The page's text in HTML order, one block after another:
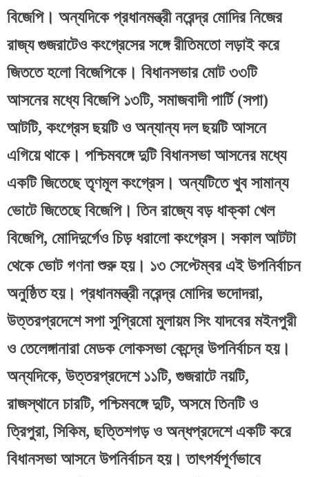
বিজেপি। অন্যদিকে প্রধানমন্ত্রী নরেন্দ্র মোদির নিজের
রাজ্য গুজরাটেও কংগ্রেসের সঙ্গে রীতিমতো লড়াই করে
জিততে হলো বিজেপিকে। বিধানসভার মোট ৩৩টি
আসনের মধ্যে বিজেপি ১৩টি, সমাজবাদী পার্টি (সপা)
আটটি, কংগ্রেস ছয়টি ও অন্যান্য দল ছয়টি আসনে
এগিয়ে থাকে। পশ্চিমবঙ্গে দুটি বিধানসভা আসনের মধ্যে
একটি জিতেছে তৃণমূল কংগ্রেস। অন্যটিতে খুব সামান্য
ভোটে জিতেছে বিজেপি। তিন রাজ্যে বড় ধাক্কা খেল
বিজেপি, মোদিদুর্গেও চিড় ধরালো কংগ্রেস। সকাল আটটা
থেকে ভোট গণনা শুরু হয়। ১৩ সেপ্টেম্বর এই উপনির্বাচন
অনুষ্ঠিত হয়। প্রধানমন্ত্রী নরেন্দ্র মোদির ভদোদরা,
উত্তরপ্রদেশে সপা সুপ্রিমো মুলায়ম সিং যাদবের মইনপুরী
ও তেলেঙ্গানারা মেডক লোকসভা কেন্দ্রে উপনির্বাচন হয়।
অন্যদিকে, উত্তরপ্রদেশে ১১টি, গুজরাটে নয়টি,
রাজস্থানে চারটি, পশ্চিমবঙ্গে দুটি, অসমে তিনটি ও
ত্রিপুরা, সিকিম, ছত্তিশগড় ও অন্ধপ্রদেশে একটি করে
বিধানসভা আসনে উপনির্বাচন হয়। তাৎপর্যপূর্ণভাবে